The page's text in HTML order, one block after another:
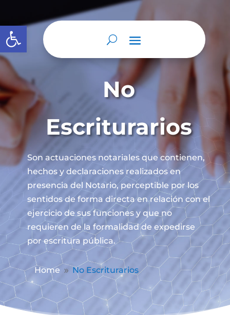
Abrir barra de herramientas
No
Escriturarios
Son actuaciones notariales que contienen,
hechos y declaraciones realizados en
presencia del Notario, perceptible por los
sentidos de forma directa en relación con el
ejercicio de sus funciones y que no
requieren de la formalidad de expedirse
por escritura pública.
Home 9 No Escriturarios